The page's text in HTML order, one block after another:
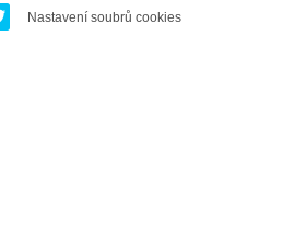
Nastavení soubrů cookies